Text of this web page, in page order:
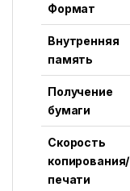
Формат
Внутренняя
память
Получение
бумаги
Скорость
копирования/
печати